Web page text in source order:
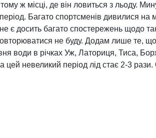
ж місці, де він ловиться з льоду.
Багато спортсменів дивилися
є досить багато спостережень щодо
не буду. Додам лише те,
води в річках Уж, Латориця, Тиса,
цей невеликий період лід стає 2-3